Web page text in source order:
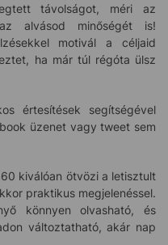
távolságot, méri az
alvásod minőségét is!
motivál a céljaid
ha már túl régóta ülsz
értesítések segítségével
üzenet vagy tweet sem
kiválóan ötvözi a letisztult
praktikus megjelenéssel.
könnyen olvasható, és
változtatható, akár nap